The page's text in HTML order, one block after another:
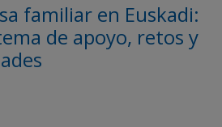
familiar en Euskadi:
de apoyo, retos y